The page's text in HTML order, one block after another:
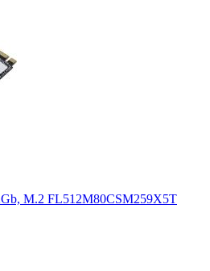
M.2 FL512M80CSM259X5T